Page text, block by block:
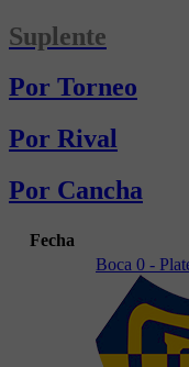
Suplente
Por Torneo
Por Rival
Por Cancha
Fecha
Boca 0 -